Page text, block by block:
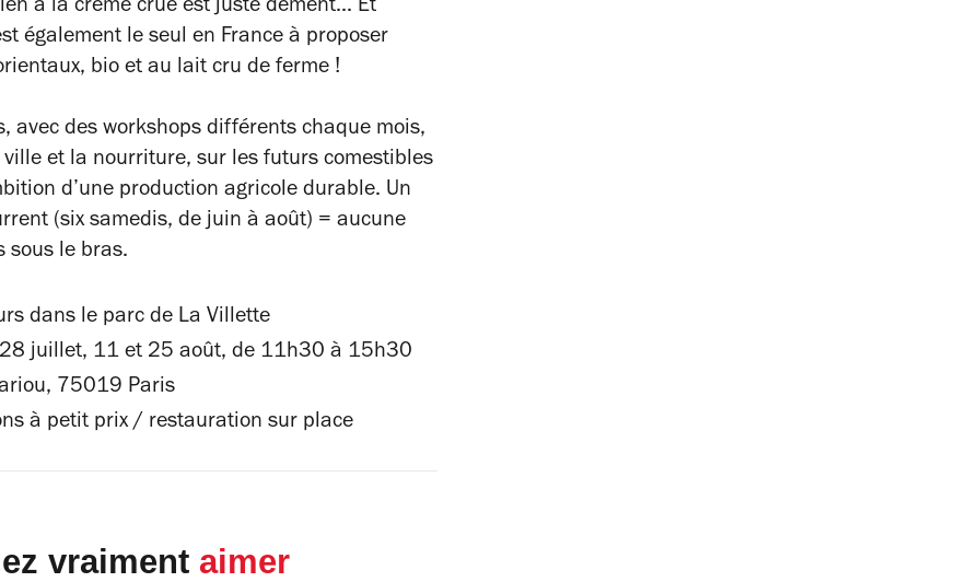
à la crème crue est juste dément... Et
également le seul en France à proposer
bio et au lait cru de ferme !
avec des workshops différents chaque mois,
et la nourriture, sur les futurs comestibles
d’une production agricole durable. Un
(six samedis, de juin à août) = aucune
sous le bras.
dans le parc de La Villette
juillet, 11 et 25 août, de 11h30 à 15h30
75019 Paris
à petit prix / restauration sur place
vraiment aimer